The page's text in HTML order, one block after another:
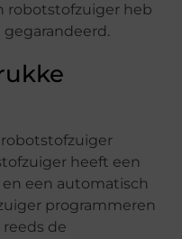
robotstofzuiger heb
heeft een
een automatisch
programmeren
de